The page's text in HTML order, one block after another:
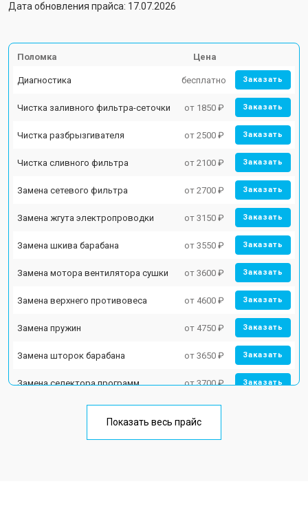
Дата обновления прайса: 17.07.2026
Поломка Цена
Диагностика бесплатно Заказать
Чистка заливного фильтра-сеточки от 1850 ₽ Заказать
Чистка разбрызгивателя от 2500 ₽ Заказать
Чистка сливного фильтра от 2100 ₽ Заказать
Замена сетевого фильтра от 2700 ₽ Заказать
Замена жгута электропроводки от 3150 ₽ Заказать
Замена шкива барабана от 3550 ₽ Заказать
Замена мотора вентилятора сушки от 3600 ₽ Заказать
Замена верхнего противовеса от 4600 ₽ Заказать
Замена пружин от 4750 ₽ Заказать
Замена шторок барабана от 3650 ₽ Заказать
Замена селектора программ от 3700 ₽ Заказать
Замена опоры бака от 2800 ₽
Показать весь прайс